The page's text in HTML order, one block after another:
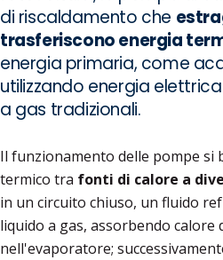
di riscaldamento che
trasferiscono energia
energia primaria, come
utilizzando energia
a gas tradizionali.
Il funzionamento delle pompe si
termico tra fonti di calore a
in un circuito chiuso, un fluido
liquido a gas, assorbendo calore
nell'evaporatore;